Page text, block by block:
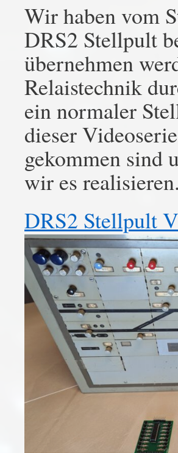
Wir haben vom
DRS2 Stellpult
übernehmen
Relaistechnik
ein normaler
dieser
gekommen sind
wir es realisieren.
DRS2 Stellpult